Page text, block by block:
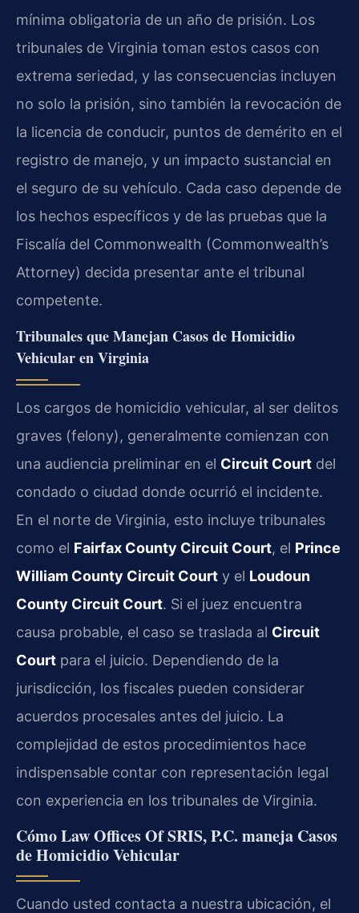
mínima obligatoria de un año de prisión. Los
tribunales de Virginia toman estos casos con
extrema seriedad, y las consecuencias incluyen
no solo la prisión, sino también la revocación de
la licencia de conducir, puntos de demérito en el
registro de manejo, y un impacto sustancial en
el seguro de su vehículo. Cada caso depende de
los hechos específicos y de las pruebas que la
Fiscalía del Commonwealth (Commonwealth’s
Attorney) decida presentar ante el tribunal
competente.
Tribunales que Manejan Casos de Homicidio
Vehicular en Virginia
Los cargos de homicidio vehicular, al ser delitos
graves (felony), generalmente comienzan con
una audiencia preliminar en el Circuit Court del
condado o ciudad donde ocurrió el incidente.
En el norte de Virginia, esto incluye tribunales
como el Fairfax County Circuit Court, el Prince
William County Circuit Court y el Loudoun
County Circuit Court. Si el juez encuentra
causa probable, el caso se traslada al Circuit
Court para el juicio. Dependiendo de la
jurisdicción, los fiscales pueden considerar
acuerdos procesales antes del juicio. La
complejidad de estos procedimientos hace
indispensable contar con representación legal
con experiencia en los tribunales de Virginia.
Cómo Law Offices Of SRIS, P.C. maneja Casos
de Homicidio Vehicular
Cuando usted contacta a nuestra ubicación, el